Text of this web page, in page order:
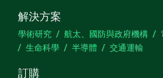
解決方案
學術研究 航太、國防與政府機構
生命科學
半導體 交通運輸
訂購